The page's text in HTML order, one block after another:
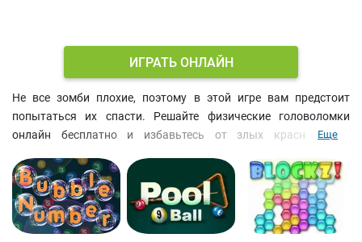
ИГРАТЬ ОНЛАЙН
Не все зомби плохие, поэтому в этой игре вам предстоит
попытаться их спасти. Решайте физические головоломки
онлайн бесплатно и избавьтесь от злых красноглазых
взрывчатку к деревянным перекрытиям и попытайтесь
пройти уровень, установив всего один динамит или мину.
Еще